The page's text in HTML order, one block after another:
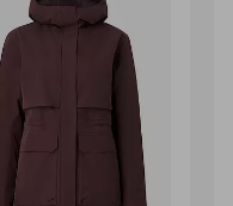
favoriter